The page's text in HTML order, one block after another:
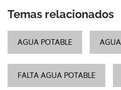
Temas relacionados
AGUA POTABLE AGUA
FALTA AGUA POTABLE